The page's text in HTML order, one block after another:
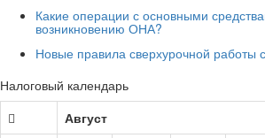
Какие операции с основными
возникновению ОНА?
Новые правила сверхурочной работы
Налоговый календарь
Август